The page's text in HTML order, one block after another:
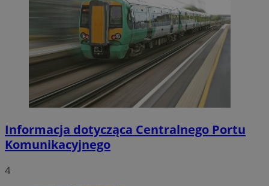
Informacja dotycząca Centralnego Portu
Komunikacyjnego
4